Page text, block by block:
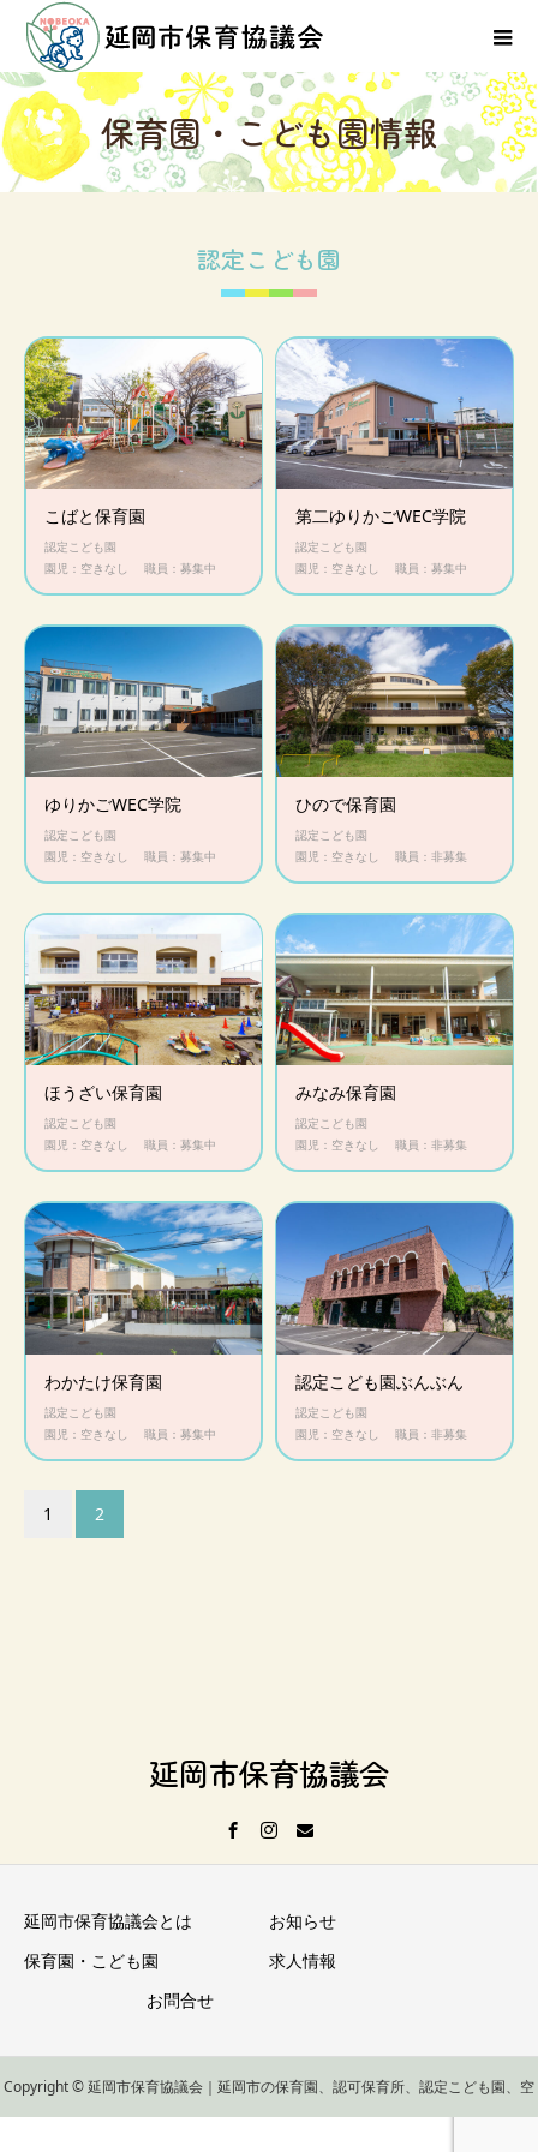
保育園・ こども園情報
認定こども園
こばと保育園
認定こども園
園児：空きなし
職員：募集中
第二ゆりかごWEC学院
認定こども園
園児：空きなし
職員：募集中
ゆりかごWEC学院
認定こども園
園児：空きなし
職員：募集中
ひので保育園
認定こども園
園児：空きなし
職員：非募集
ほうざい保育園
認定こども園
園児：空きなし
職員：募集中
みなみ保育園
認定こども園
園児：空きなし
職員：非募集
わかたけ保育園
認定こども園
園児：空きなし
職員：募集中
認定こども園ぶんぶん
認定こども園
園児：空きなし
職員：非募集
1 2
延岡市保育協議会
延岡市保育協議会とは
お知らせ
保育園・こども園
求人情報
お問合せ
Copyright © 延岡市保育協議会｜延岡市の保育園、認可保育所、認定こども園、空